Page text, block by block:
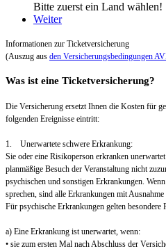
Bitte zuerst ein Land wählen!
Weiter
Informationen zur Ticketversicherung
(Auszug aus den Versicherungsbedingungen
Was ist eine Ticketversicherung?
Die Versicherung ersetzt Ihnen die Kosten für
folgenden Ereignisse eintritt:
1. Unerwartete schwere Erkrankung:
Sie oder eine Risikoperson erkranken
planmäßige Besuch der Veranstaltung nicht
psychischen und sonstigen Erkrankungen.
sprechen, sind alle Erkrankungen mit
Für psychische Erkrankungen gelten besondere
a) Eine Erkrankung ist unerwartet, wenn:
• sie zum ersten Mal nach Abschluss der